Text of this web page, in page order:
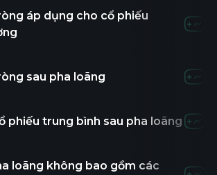
áp dụng cho cổ phiếu
sau pha loãng
phiếu trung bình sau pha loãng
loãng không bao gồm các